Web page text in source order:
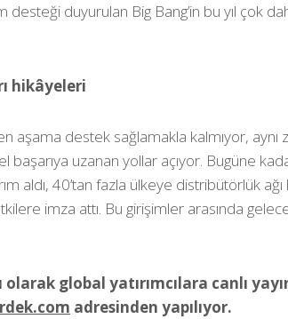
desteği duyurulan Big Bang’in bu yıl çok
hikâyeleri
aşama destek sağlamakla kalmıyor, aynı
başarıya uzanan yollar açıyor. Bugüne
aldı, 40’tan fazla ülkeye distribütörlük
imza attı. Bu girişimler arasında
global yatırımcılara canlı
adresinden yapılıyor.